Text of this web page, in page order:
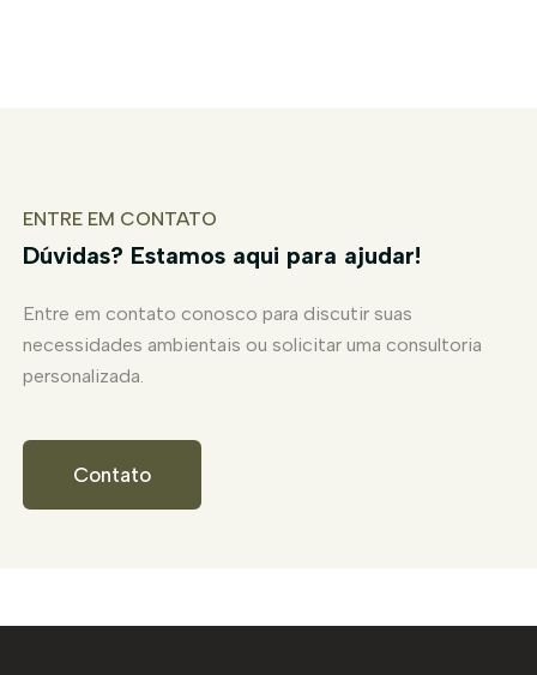
ENTRE EM CONTATO
Dúvidas? Estamos aqui para ajudar!
Entre em contato conosco para discutir suas
necessidades ambientais ou solicitar uma consultoria
personalizada.
Contato